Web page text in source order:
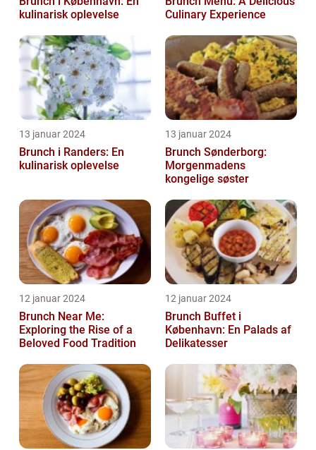
kulinarisk oplevelse
Culinary Experience
13 januar 2024
Brunch i Randers: En
kulinarisk oplevelse
13 januar 2024
Brunch Sønderborg:
Morgenmadens
kongelige søster
12 januar 2024
Brunch Near Me:
Exploring the Rise of a
Beloved Food Tradition
12 januar 2024
Brunch Buffet i
København: En Palads af
Delikatesser